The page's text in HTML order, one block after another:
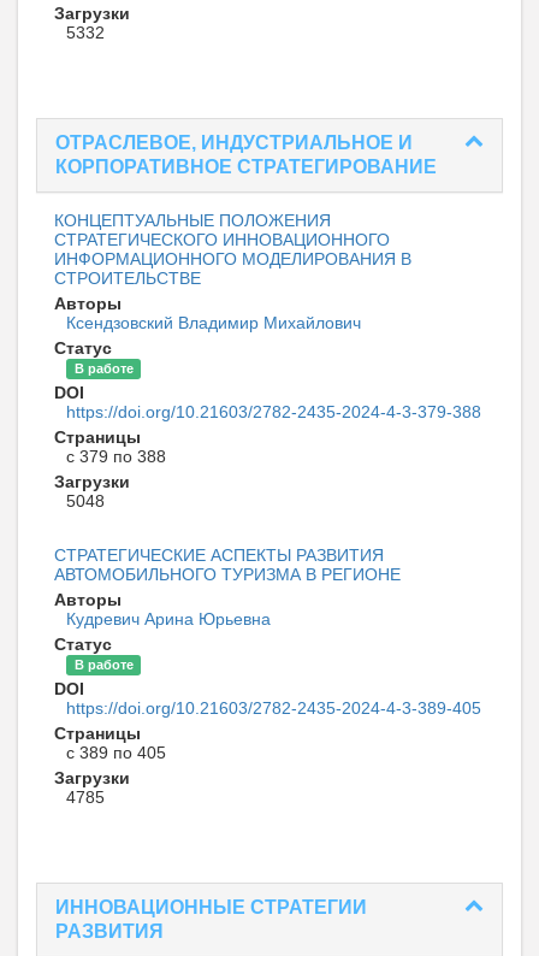
Загрузки
5332
ОТРАСЛЕВОЕ, ИНДУСТРИАЛЬНОЕ И
КОРПОРАТИВНОЕ СТРАТЕГИРОВАНИЕ
КОНЦЕПТУАЛЬНЫЕ ПОЛОЖЕНИЯ
СТРАТЕГИЧЕСКОГО ИННОВАЦИОННОГО
ИНФОРМАЦИОННОГО МОДЕЛИРОВАНИЯ В
СТРОИТЕЛЬСТВЕ
Авторы
Ксендзовский Владимир Михайлович
Статус
В работе
DOI
https://doi.org/10.21603/2782-2435-2024-4-3-379-388
Страницы
с 379 по 388
Загрузки
5048
СТРАТЕГИЧЕСКИЕ АСПЕКТЫ РАЗВИТИЯ
АВТОМОБИЛЬНОГО ТУРИЗМА В РЕГИОНЕ
Авторы
Кудревич Арина Юрьевна
Статус
В работе
DOI
https://doi.org/10.21603/2782-2435-2024-4-3-389-405
Страницы
с 389 по 405
Загрузки
4785
ИННОВАЦИОННЫЕ СТРАТЕГИИ
РАЗВИТИЯ